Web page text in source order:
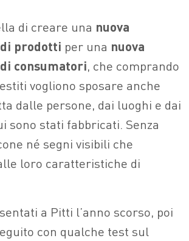
di creare una nuova
prodotti per una nuova
consumatori, che comprando
vogliono sposare anche
dalle persone, dai luoghi e dai
sono stati fabbricati. Senza
né segni visibili che
loro caratteristiche di
a Pitti l’anno scorso, poi
con qualche test sul